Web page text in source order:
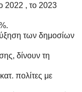
2022 , το 2023
των δημοσίων
δίνουν τη
πολίτες με